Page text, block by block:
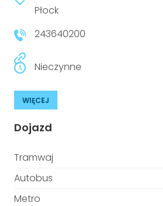
Płock
243640200
Nieczynne
WIĘCEJ
Dojazd
Tramwaj
Autobus
Metro